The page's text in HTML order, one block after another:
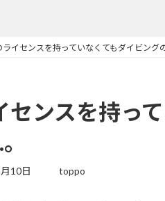
ライセンスを持っていなくてもダイビング
センスを持っ
10日 toppo